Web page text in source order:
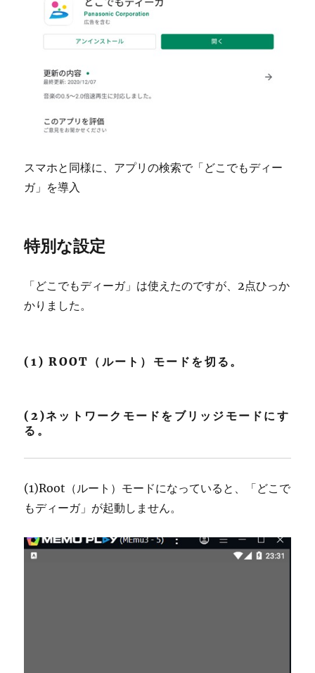
スマホと同様に、アプリの検索で「どこでもディー
ガ」を導入
特別な設定
「どこでもディーガ」は使えたのですが、2点ひっか
かりました。
(1) ROOT（ルート）モードを切る。
(2)ネットワークモードをブリッジモードにす
る。
(1)Root（ルート）モードになっていると、「どこで
もディーガ」が起動しません。